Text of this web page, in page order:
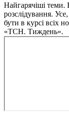
Найгарячіші теми.
розслідування.
бути в курсі всіх
«ТСН. Тиждень».